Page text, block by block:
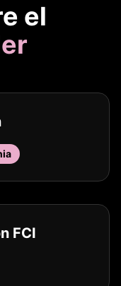
el
FCI